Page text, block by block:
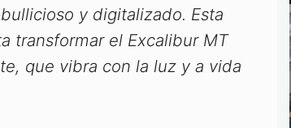
y digitalizado. Esta
transformar el Excalibur MT
que vibra con la luz y a vida